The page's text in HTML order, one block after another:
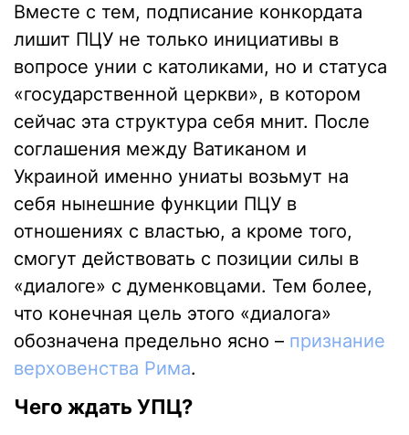
Вместе с тем, подписание конкордата
лишит ПЦУ не только инициативы в
вопросе унии с католиками, но и статуса
«государственной церкви», в котором
сейчас эта структура себя мнит. После
соглашения между Ватиканом и
Украиной именно униаты возьмут на
себя нынешние функции ПЦУ в
отношениях с властью, а кроме того,
смогут действовать с позиции силы в
«диалоге» с думенковцами. Тем более,
что конечная цель этого «диалога»
обозначена предельно ясно – признание
верховенства Рима.
Чего ждать УПЦ?